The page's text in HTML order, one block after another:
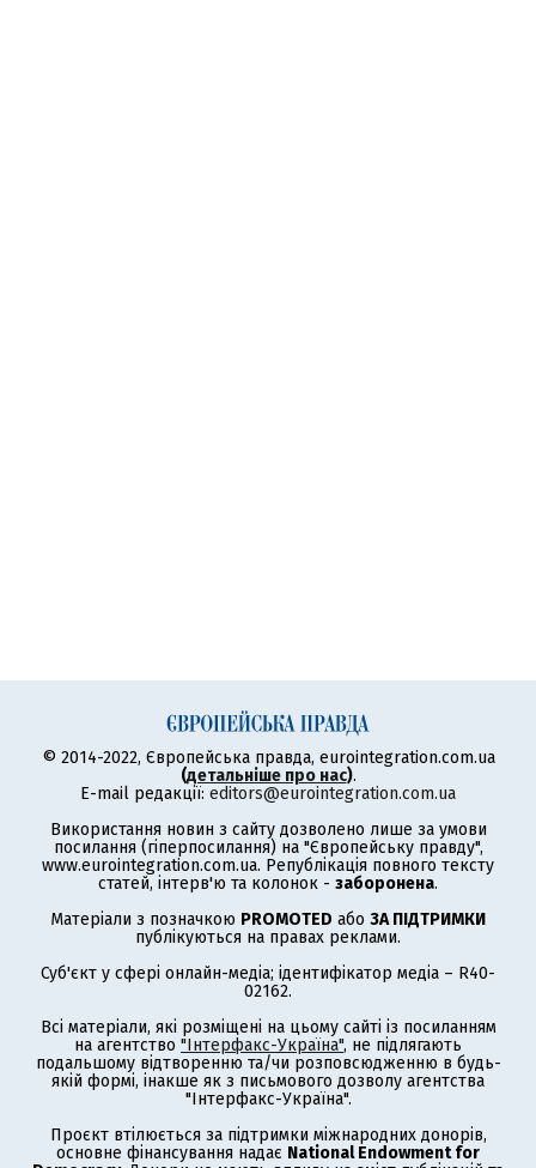
© 2014-2022, Європейська правда, eurointegration.com.ua
(детальніше про нас).
E-mail редакції: editors@eurointegration.com.ua
Використання новин з сайту дозволено лише за умови
посилання (гіперпосилання) на "Європейську правду",
www.eurointegration.com.ua. Републікація повного тексту
статей, інтерв'ю та колонок - заборонена.
Матеріали з позначкою PROMOTED або ЗА ПІДТРИМКИ
публікуються на правах реклами.
Суб'єкт у сфері онлайн-медіа; ідентифікатор медіа – R40-
02162.
Всі матеріали, які розміщені на цьому сайті із посиланням
на агентство "Інтерфакс-Україна", не підлягають
подальшому відтворенню та/чи розповсюдженню в будь-
якій формі, інакше як з письмового дозволу агентства
"Інтерфакс-Україна".
Проєкт втілюється за підтримки міжнародних донорів,
основне фінансування надає National Endowment for